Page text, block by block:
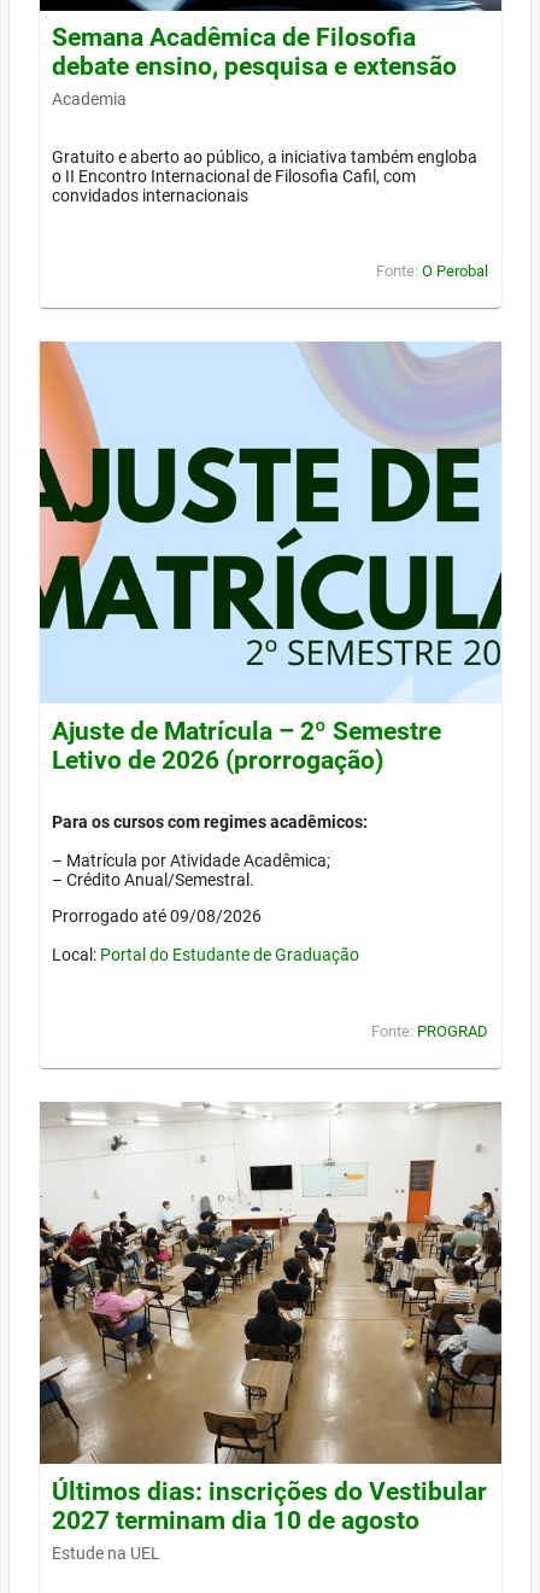
Semana Acadêmica de Filosofia
debate ensino, pesquisa e extensão
Academia
Gratuito e aberto ao público, a iniciativa também engloba
o II Encontro Internacional de Filosofia Cafil, com
convidados internacionais
Fonte: O Perobal
Ajuste de Matrícula – 2º Semestre
Letivo de 2026 (prorrogação)
Para os cursos com regimes acadêmicos:
– Matrícula por Atividade Acadêmica;
– Crédito Anual/Semestral.
Prorrogado até 09/08/2026
Local: Portal do Estudante de Graduação
Fonte: PROGRAD
Últimos dias: inscrições do Vestibular
2027 terminam dia 10 de agosto
Estude na UEL